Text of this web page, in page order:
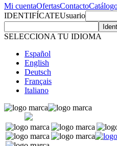
Mi cuentaOfertasContacto
IDENTIFÍCATEUsuario
SELECCIONA TU IDIOMA
Español
English
Deutsch
Français
Italiano